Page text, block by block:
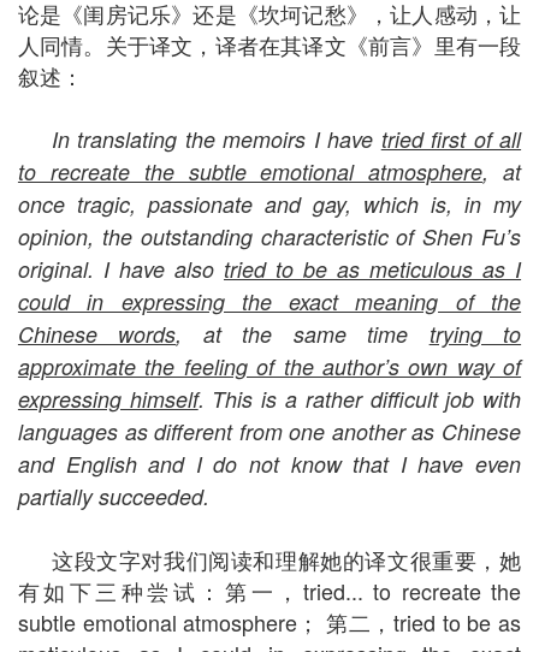
论是《闺房记乐》还是《坎坷记愁》，让人感动，让
人同情。关于译文，译者在其译文《前言》里有一段
叙述：
In translating the memoirs I have tried first of all
to recreate the subtle emotional atmosphere, at
once tragic, passionate and gay, which is, in my
opinion, the outstanding characteristic of Shen Fu’s
original. I have also tried to be as meticulous as I
could in expressing the exact meaning of the
Chinese words, at the same time trying to
approximate the feeling of the author’s own way of
expressing himself. This is a rather difficult job with
languages as different from one another as Chinese
and English and I do not know that I have even
partially succeeded.
这段文字对我们阅读和理解她的译文很重要，她
有如下三种尝试：第一，tried... to recreate the
subtle emotional atmosphere； 第二，tried to be as